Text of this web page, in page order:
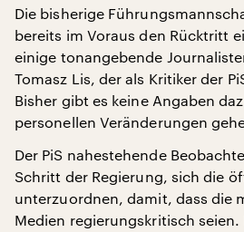
Die bisherige
bereits im Voraus den Rücktritt
einige tonangebende
Tomasz Lis, der als Kritiker der
Bisher gibt es keine Angaben
personellen Veränderungen
Der PiS nahestehende
Schritt der Regierung, sich die
unterzuordnen, damit, dass die
Medien regierungskritisch seien.